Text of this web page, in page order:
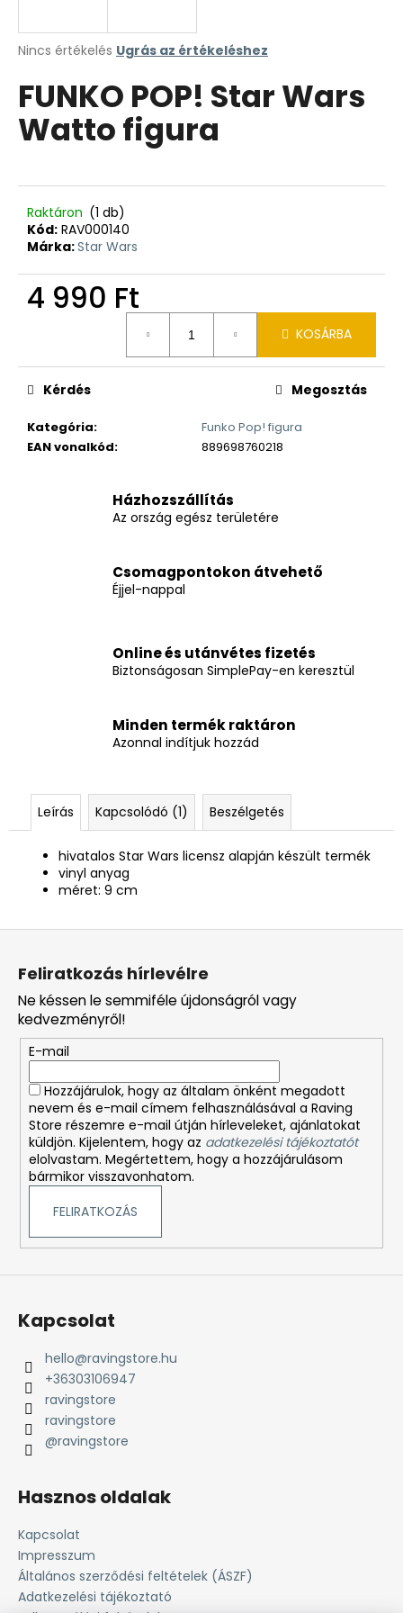
A
átlagos
értékelése
5-
ből
Nincs értékelés Ugrás az értékeléshez
FUNKO POP! Star Wars
Watto figura
Raktáron (1 db)
Kód: RAV000140
Márka:Star Wars
4 990 Ft
KOSÁRBA
Kategória:
Funko Pop! figura
EAN vonalkód: 889698760218
Kérdés Megosztás
Házhozszállítás
Az ország egész területére
Csomagpontokon átvehető
Éjjel-nappal
Online és utánvétes fizetés
Biztonságosan SimplePay-en keresztül
Minden termék raktáron
Azonnal indítjuk hozzád
Leírás Kapcsolódó (1) Beszélgetés
hivatalos Star Wars licensz alapján készült termék
vinyl anyag
méret: 9 cm
Feliratkozás hírlevélre
Ne késsen le semmiféle újdonságról vagy
kedvezményről!
E-mail
Hozzájárulok, hogy az általam önként megadott
nevem és e-mail címem felhasználásával a Raving
Store részemre e-mail útján hírleveleket, ajánlatokat
küldjön. Kijelentem, hogy az adatkezelési tájékoztatót
elolvastam. Megértettem, hogy a hozzájárulásom
bármikor visszavonhatom.
FELIRATKOZÁS
Kapcsolat
hello@ravingstore.hu
+36303106947
ravingstore
ravingstore
@ravingstore
Hasznos oldalak
Kapcsolat
Impresszum
Általános szerződési feltételek (ÁSZF)
Adatkezelési tájékoztató